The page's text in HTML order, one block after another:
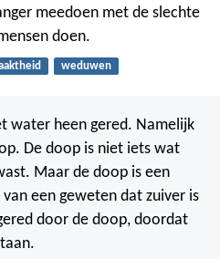
meedoen met de slechte
doen.
weduwen
water heen gered. Namelijk
De doop is niet iets wat
Maar de doop is een
een geweten dat zuiver is
door de doop, doordat